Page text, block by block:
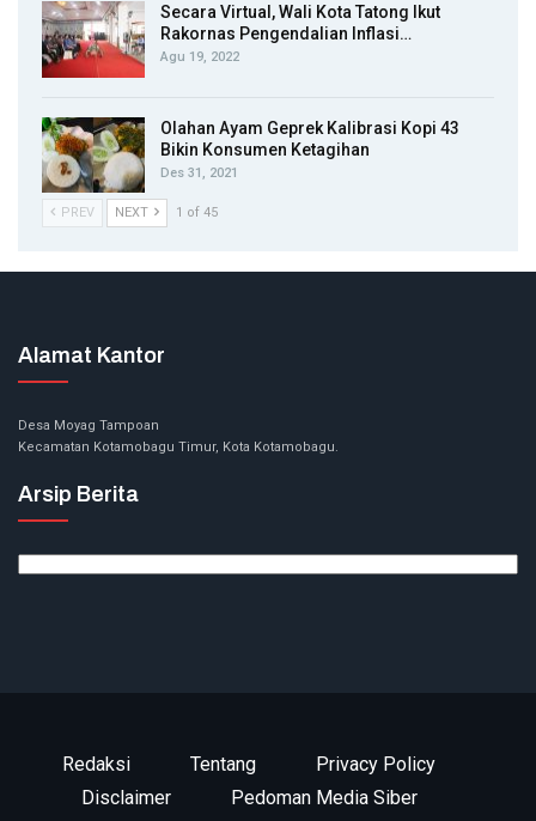
Secara Virtual, Wali Kota Tatong Ikut
Rakornas Pengendalian Inflasi…
Agu 19, 2022
Olahan Ayam Geprek Kalibrasi Kopi 43
Bikin Konsumen Ketagihan
Des 31, 2021
PREV NEXT 1 of 45
Alamat Kantor
Desa Moyag Tampoan
Kecamatan Kotamobagu Timur, Kota Kotamobagu.
Arsip Berita
Redaksi Tentang
Privacy Policy
Disclaimer
Pedoman Media Siber